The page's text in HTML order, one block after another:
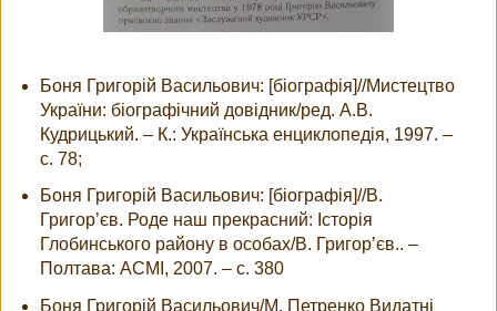
Боня Григорій Васильович: [біографія]//Мистецтво
України: біографічний довідник/ред. А.В.
Кудрицький. – К.: Українська енциклопедія, 1997. –
с. 78;
Боня Григорій Васильович: [біографія]//В.
Григор’єв. Роде наш прекрасний: Історія
Глобинського району в особах/В. Григор’єв.. –
Полтава: АСМІ, 2007. – с. 380
Боня Григорій Васильович/М. Петренко Видатні